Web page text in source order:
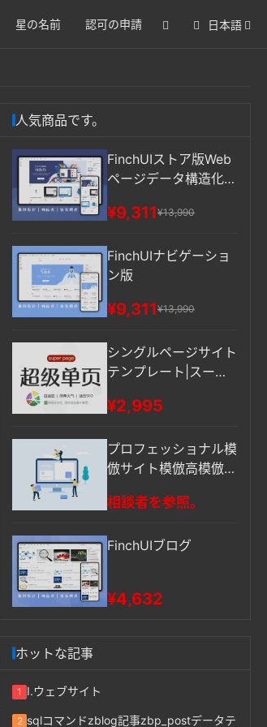
星の名前 認可の申請 日本語
人気商品です。
FinchUIストア版Web
ページデータ構造化
¥9,311¥13,990
FinchUIナビゲーショ
ン版
¥9,311¥13,990
シングルページサイト
テンプレート|スーパ
ング1ページ
¥2,995
プロフェッショナル模
倣サイト模倣高模倣企
Webページ修正
相談者を参照。
FinchUIブログ
¥4,632
ホットな記事
1 I.ウェブサイト
2 sqlコマンドzblog記事zbp_postデータテ